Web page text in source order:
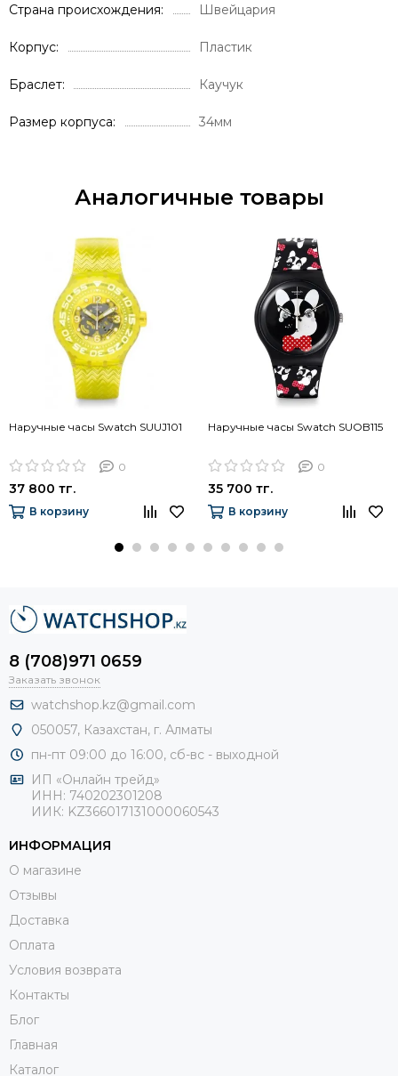
Страна происхождения Швейцария
Корпус Пластик
Браслет Каучук
Размер корпуса 34мм
Аналогичные товары
Наручные часы Swatch SUUJ101
0
37 800 тг.
В корзину
Наручные часы Swatch SUOB115
0
35 700 тг.
В корзину
8 (708)971 0659
Заказать звонок
watchshop.kz@gmail.com
050057, Казахстан, г. Алматы
пн-пт 09:00 до 16:00, сб-вс - выходной
ИП «Онлайн трейд»
ИНН: 740202301208
ИИК: KZ366017131000060543
ИНФОРМАЦИЯ
О магазине
Отзывы
Доставка
Оплата
Условия возврата
Контакты
Блог
Главная
Каталог